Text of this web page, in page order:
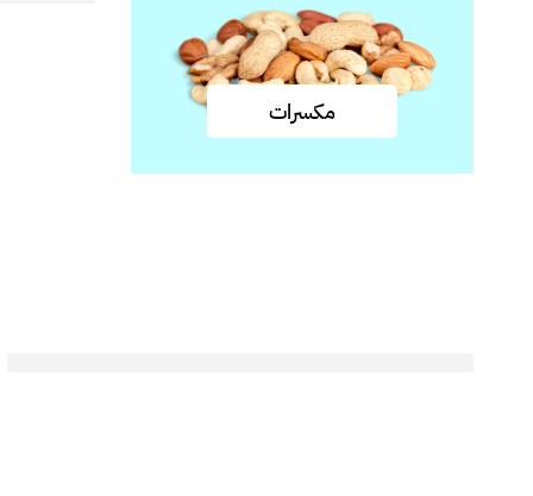
مكسرات